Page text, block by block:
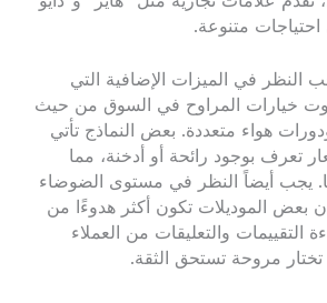
احتياجات متنوعة.
النظر في الميزات الإضافية التي
خيارات المراوح في السوق من حيث
هواء متعددة. بعض النماذج تأتي
تعرف بوجود رائحة أو أدخنة، مما
يجب أيضاً النظر في مستوى الضوضاء
بعض الموديلات تكون أكثر هدوءًا من
التقييمات والتعليقات من العملاء
تختار مروحة تستحق الثقة.